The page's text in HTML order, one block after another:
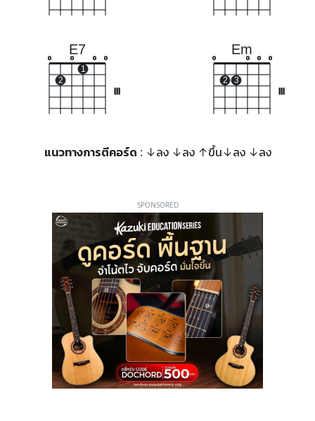
E7
o
2
o
1
o o
Em
o
2 3
o o o
แนวทางการตีคอร์ด : ↓ลง ↓ลง ↑ขึ้น↓ลง ↓ลง
SPONSORED